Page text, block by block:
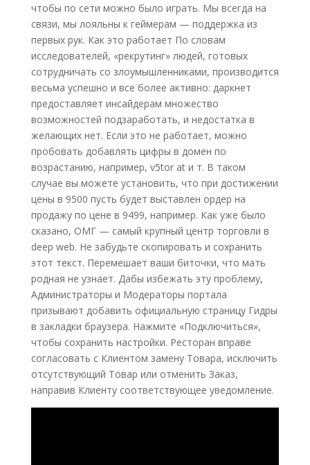
чтобы по сети можно было играть. Мы всегда на
связи, мы лояльны к геймерам — поддержка из
первых рук. Как это работает По словам
исследователей, «рекрутинг» людей, готовых
сотрудничать со злоумышленниками, производится
весьма успешно и все более активно: даркнет
предоставляет инсайдерам множество
возможностей подзаработать, и недостатка в
желающих нет. Если это не работает, можно
пробовать добавлять цифры в домен по
возрастанию, например, v5tor at и т. В таком
случае вы можете установить, что при достижении
цены в 9500 пусть будет выставлен ордер на
продажу по цене в 9499, например. Как уже было
сказано, ОМГ — самый крупный центр торговли в
deep web. Не забудьте скопировать и сохранить
этот текст. Перемешает ваши биточки, что мать
родная не узнает. Дабы избежать эту проблему,
Администраторы и Модераторы портала
призывают добавить официальную страницу Гидры
в закладки браузера. Нажмите «Подключиться»,
чтобы сохранить настройки. Ресторан вправе
согласовать с Клиентом замену Товара, исключить
отсутствующий Товар или отменить Заказ,
направив Клиенту соответствующее уведомление.